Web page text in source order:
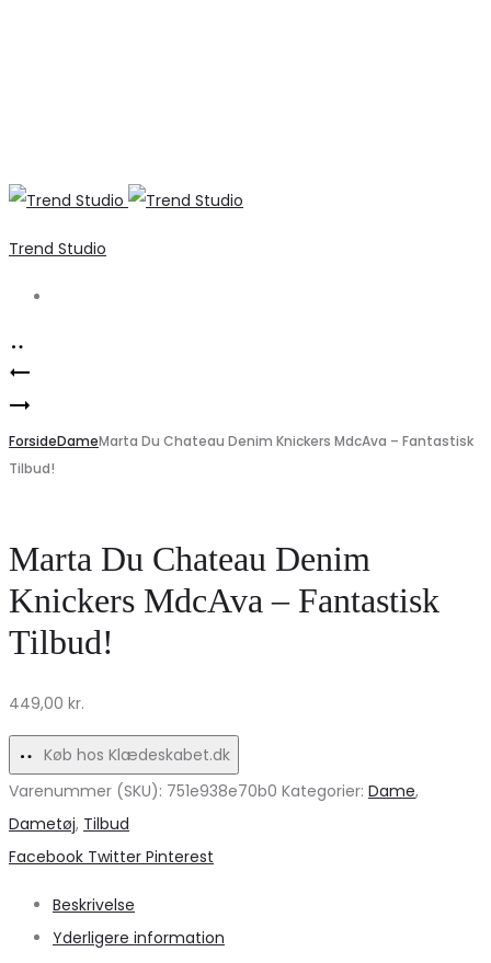
Trend Studio
Product
navigation
Sommerkjole
fra
–
Perfekt
til
Marta
Du
Chateau
92756
–
Sort
udsalg!
ForsideDameMarta Du Chateau Denim Knickers MdcAva – Fantastisk
Tilbud!
Marta Du Chateau Denim
Knickers MdcAva – Fantastisk
Tilbud!
449,00 kr.
Køb hos Klædeskabet.dk
Varenummer (SKU): 751e938e70b0 Kategorier: Dame,
Dametøj, Tilbud
Share
Facebook Twitter Pinterest
Beskrivelse
Yderligere information